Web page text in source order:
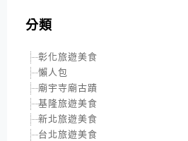
分類
彰化旅遊美食
懶人包
廟宇寺廟古蹟
基隆旅遊美食
新北旅遊美食
台北旅遊美食